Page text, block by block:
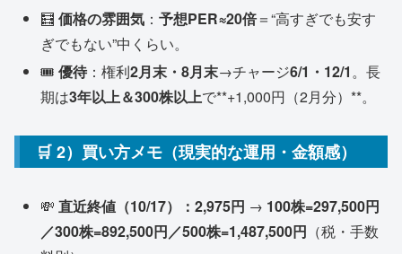
🧮価格の雰囲気 ：予想PER≈20倍＝“高すぎでも安す
ぎでもない”中くらい。
🎟️優待：権利2月末・8月末→チャージ6/1・12/1。長
期は3年以上＆300株以上で**+1,000円（2月分）**。
🛒 2）買い方メモ（現実的な運用・金額感）
💸直近終値（10/17）：2,975円 → 100株=297,500円
／300株=892,500円／500株=1,487,500円 （税・手数